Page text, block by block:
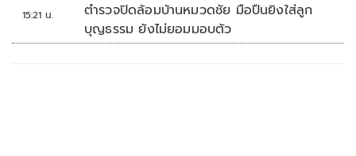
15:21 น.
ตำรวจปิดล้อมบ้านหมวดชัย มือปืนยิงใส่ลูก
บุญธรรม ยังไม่ยอมมอบตัว